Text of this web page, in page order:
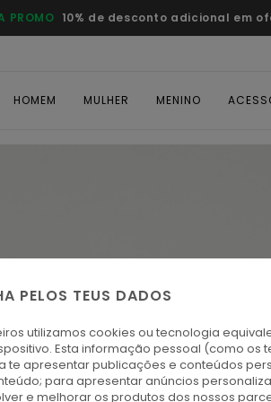
PROMO 10% de desconto adicional em
HOMEM MULHER MENINO
PELOS TEUS DADOS
utilizamos cookies ou tecnologia
Esta informação pessoal (como os
te apresentar publicações e conteúdos
para apresentar anúncios
e melhorar os produtos dos nossos